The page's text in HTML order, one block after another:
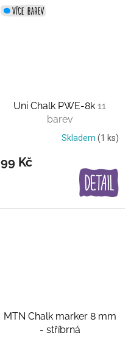
Uni Chalk PWE-8k 11
barev
Skladem (1 ks)
99 Kč
MTN Chalk marker 8 mm
- stříbrná